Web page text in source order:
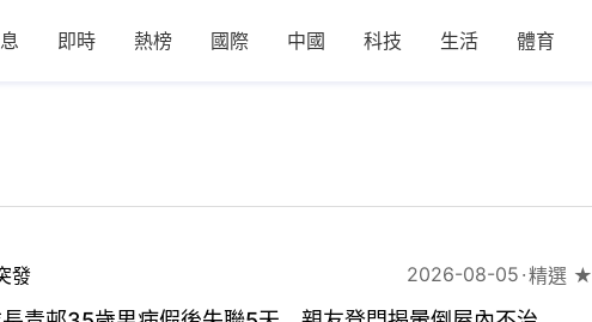
即時 熱榜 國際 中國 科技 生活 體育
發 2026-08-05 精選 ★